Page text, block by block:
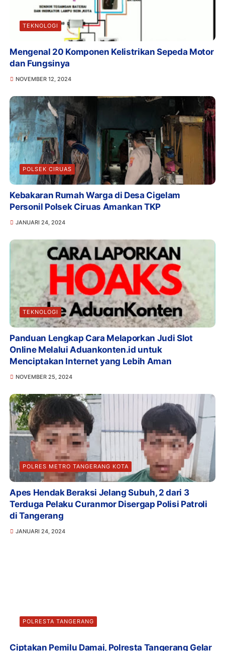
TEKNOLOGI
Mengenal 20 Komponen Kelistrikan Sepeda Motor
dan Fungsinya
NOVEMBER 12, 2024
POLSEK CIRUAS
Kebakaran Rumah Warga di Desa Cigelam
Personil Polsek Ciruas Amankan TKP
JANUARI 24, 2024
TEKNOLOGI
Panduan Lengkap Cara Melaporkan Judi Slot
Online Melalui Aduankonten.id untuk
Menciptakan Internet yang Lebih Aman
NOVEMBER 25, 2024
POLRES METRO TANGERANG KOTA
Apes Hendak Beraksi Jelang Subuh, 2 dari 3
Terduga Pelaku Curanmor Disergap Polisi Patroli
di Tangerang
JANUARI 24, 2024
POLRESTA TANGERANG
Ciptakan Pemilu Damai, Polresta Tangerang Gelar